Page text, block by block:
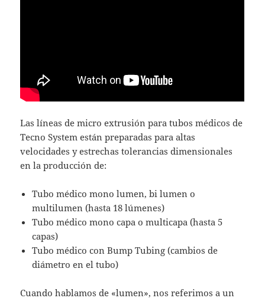
Las líneas de micro extrusión para tubos médicos de
Tecno System están preparadas para altas
velocidades y estrechas tolerancias dimensionales
en la producción de:
Tubo médico mono lumen, bi lumen o
multilumen (hasta 18 lúmenes)
Tubo médico mono capa o multicapa (hasta 5
capas)
Tubo médico con Bump Tubing (cambios de
diámetro en el tubo)
Cuando hablamos de «lumen», nos referimos a un